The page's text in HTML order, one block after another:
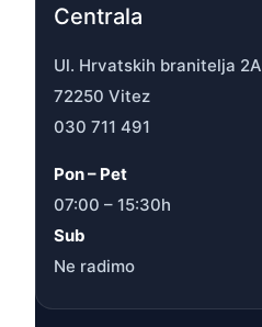
Centrala
Ul. Hrvatskih branitelja 2A
72250 Vitez
030 711 491
Pon – Pet
07:00 – 15:30h
Sub
Ne radimo